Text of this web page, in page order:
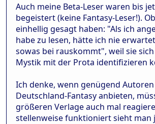
Auch meine Beta-Leser waren bis
begeistert (keine Fantasy-Leser!).
einhellig gesagt haben: "Als ich
habe zu lesen, hätte ich nie
sowas bei rauskommt", weil sie
Mystik mit der Prota identifizieren
Ich denke, wenn genügend Autoren
Deutschland-Fantasy anbieten,
größeren Verlage auch mal
stellenweise funktioniert sieht man